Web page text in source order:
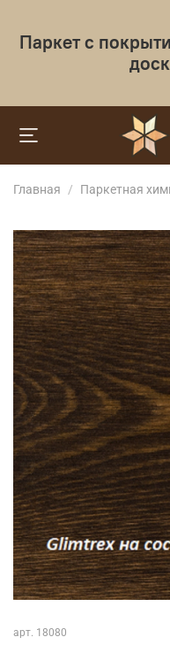
Паркет с
Главная Паркетная
арт. 18080